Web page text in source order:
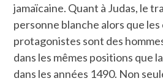
jamaïcaine. Quant à Judas, le
personne blanche alors que
protagonistes sont des
dans les mêmes positions que la
dans les années 1490. Non